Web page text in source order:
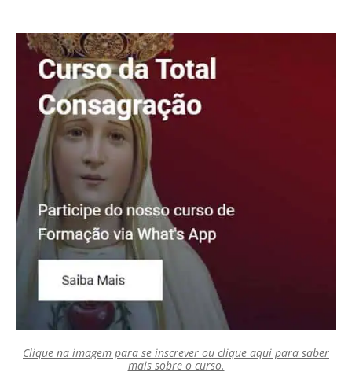
Clique na imagem para se inscrever ou clique aqui para saber
mais sobre o curso.